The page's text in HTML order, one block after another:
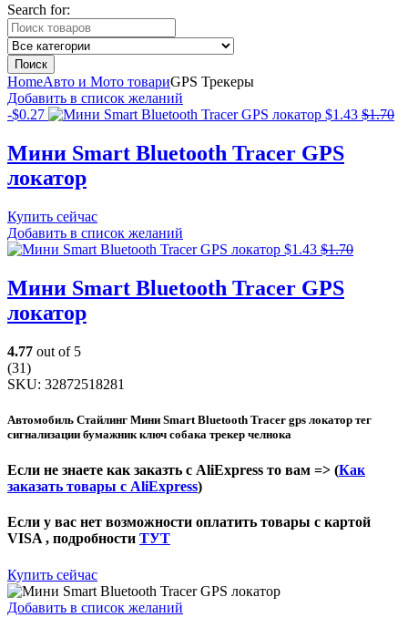
Search for:
Поиск
HomeАвто и Мото товариGPS Трекеры
Добавить в список желаний
-$0.27 $1.43 $1.70
Мини Smart Bluetooth Tracer GPS
локатор
Купить сейчас
Добавить в список желаний
$1.43 $1.70
Мини Smart Bluetooth Tracer GPS
локатор
4.77 out of 5
(31)
SKU: 32872518281
Автомобиль Стайлинг Мини Smart Bluetooth Tracer gps локатор тег
сигнализации бумажник ключ собака трекер челнока
Если не знаете как заказть с AliExpress то вам => (Как
заказать товары с AliExpress)
Если у вас нет возможности оплатить товары с картой
VISA , подробности ТУТ
Купить сейчас
Добавить в список желаний